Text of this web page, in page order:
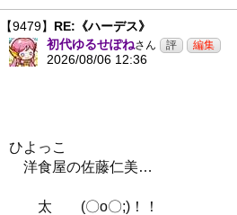
【9479】 RE:《ハーデス》
初代ゆるせぽねさん
2026/08/06 12:36
ひよっこ
洋食屋の佐藤仁美…
太 (〇o〇;)！！